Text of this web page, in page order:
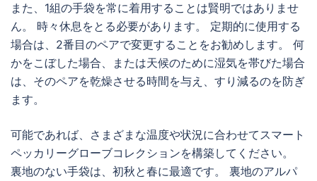
また、1組の手袋を常に着用することは賢明ではありませ
ん。 時々休息をとる必要があります。 定期的に使用する
場合は、2番目のペアで変更することをお勧めします。 何
かをこぼした場合、または天候のために湿気を帯びた場合
は、そのペアを乾燥させる時間を与え、すり減るのを防ぎ
ます。
可能であれば、さまざまな温度や状況に合わせてスマート
ペッカリーグローブコレクションを構築してください。
裏地のない手袋は、初秋と春に最適です。 裏地のアルパ